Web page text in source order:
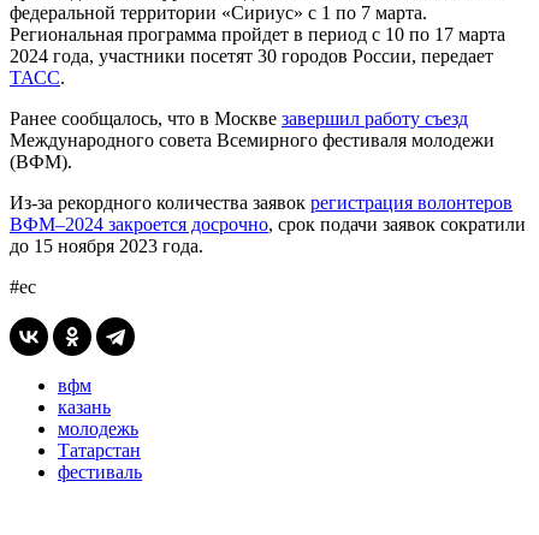
федеральной территории «Сириус» с 1 по 7 марта.
Региональная программа пройдет в период с 10 по 17 марта
2024 года, участники посетят 30 городов России, передает
ТАСС.
Ранее сообщалось, что в Москве завершил работу съезд
Международного совета Всемирного фестиваля молодежи
(ВФМ).
Из-за рекордного количества заявок регистрация волонтеров
ВФМ–2024 закроется досрочно, срок подачи заявок сократили
до 15 ноября 2023 года.
#ес
вфм
казань
молодежь
Татарстан
фестиваль